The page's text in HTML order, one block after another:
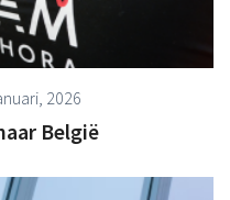
2026
België